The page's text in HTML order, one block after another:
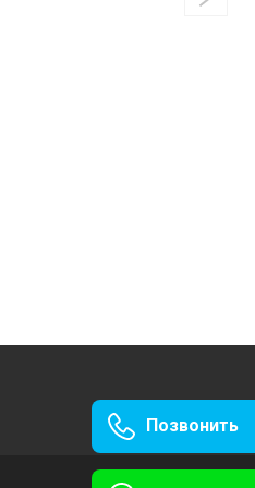
Позвонить